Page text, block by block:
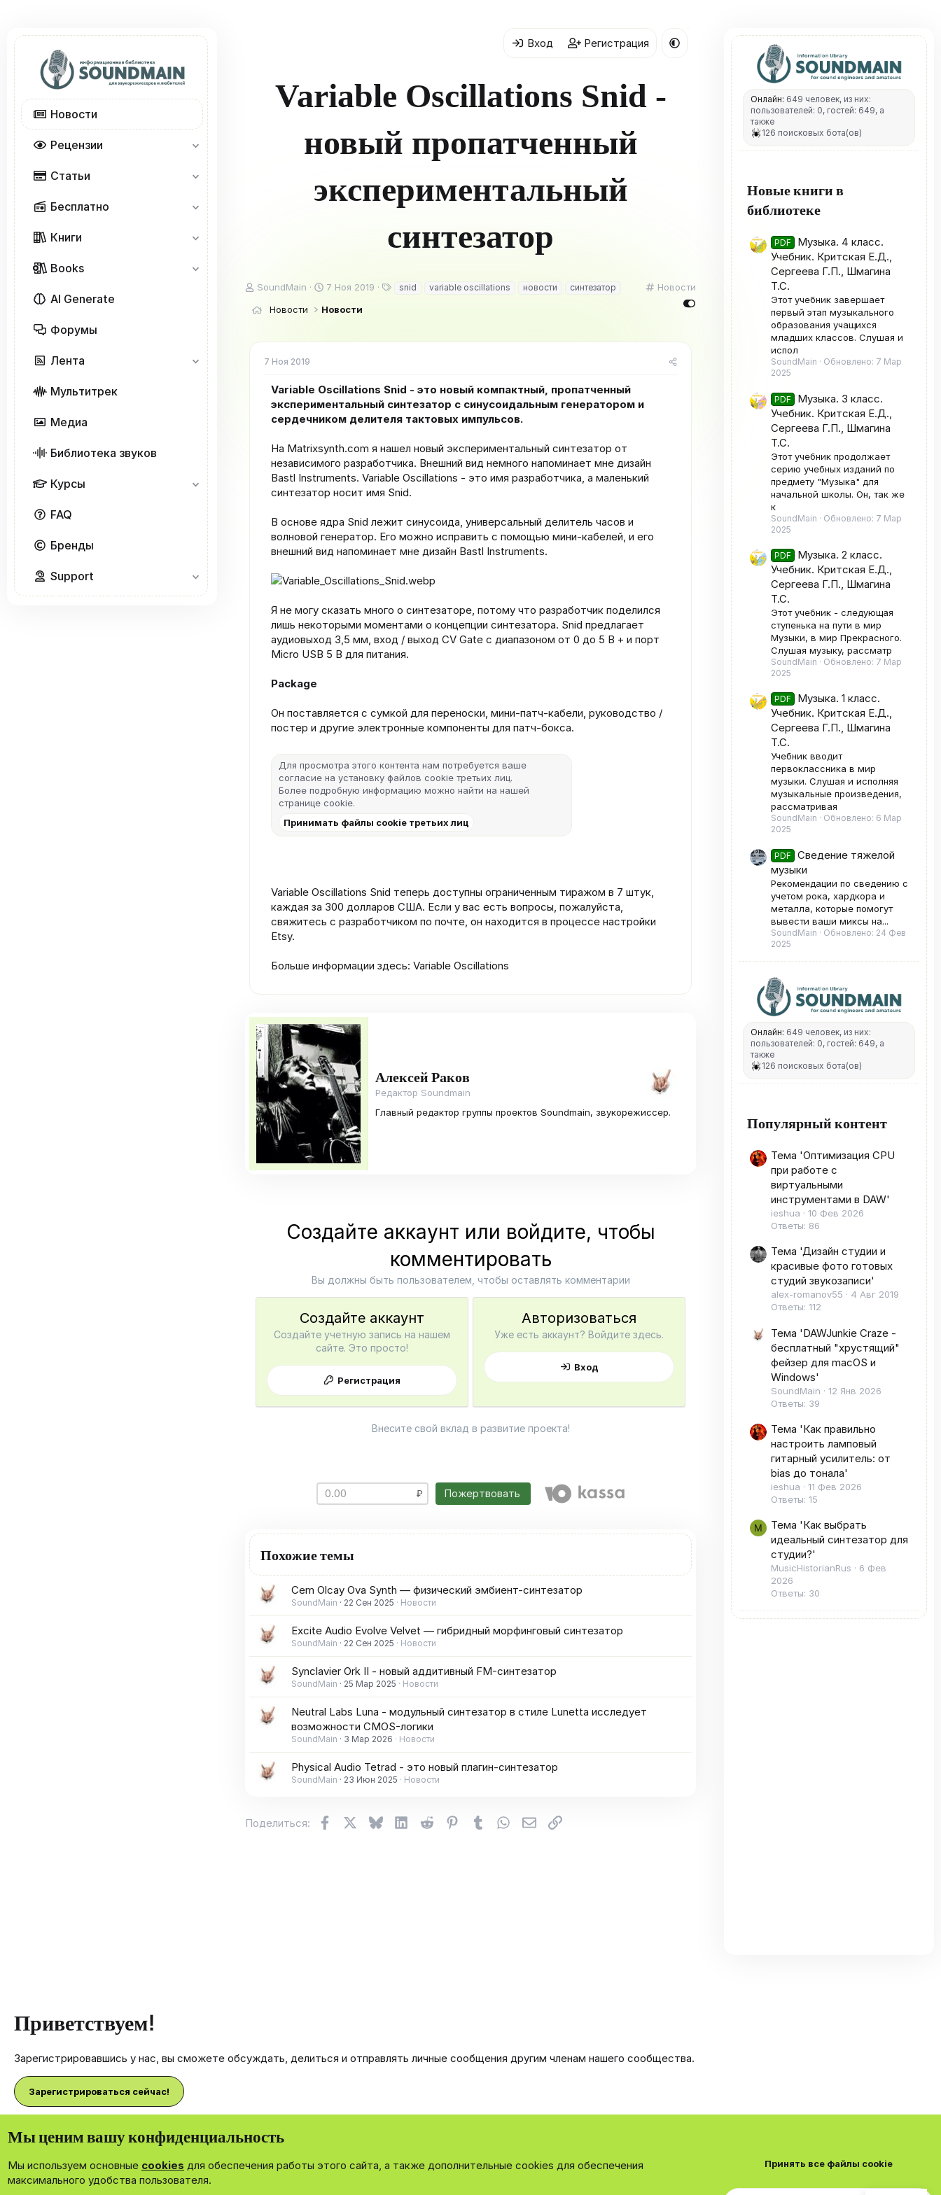
Новости
Рецензии
Статьи
Бесплатно
Книги
Books
AI Generate
Форумы
Лента
Мультитрек
Медиа
Библиотека звуков
Курсы
FAQ
Бренды
Support
Вход Регистрация
Variable Oscillations Snid -
новый пропатченный
экспериментальный
синтезатор
К
Новости
А
т
SoundMain
Д
т
л
7 Ноя 2019 snid variable oscillations новости синтезатор
Новости Новости
7 Ноя 2019
Variable Oscillations Snid - это новый компактный, пропатченный
экспериментальный синтезатор с синусоидальным генератором и
сердечником делителя тактовых импульсов.
На Matrixsynth.com я нашел новый экспериментальный синтезатор от
независимого разработчика. Внешний вид немного напоминает мне дизайн
Bastl Instruments. Variable Oscillations - это имя разработчика, а маленький
синтезатор носит имя Snid.
В основе ядра Snid лежит синусоида, универсальный делитель часов и
волновой генератор. Его можно исправить с помощью мини-кабелей, и его
внешний вид напоминает мне дизайн Bastl Instruments.
Я не могу сказать много о синтезаторе, потому что разработчик поделился
лишь некоторыми моментами о концепции синтезатора. Snid предлагает
аудиовыход 3,5 мм, вход / выход CV Gate с диапазоном от 0 до 5 В + и порт
Micro USB 5 В для питания.
Package
Он поставляется с сумкой для переноски, мини-патч-кабели, руководство /
постер и другие электронные компоненты для патч-бокса.
Для просмотра этого контента нам потребуется ваше
согласие на установку файлов cookie третьих лиц.
Более подробную информацию можно найти на нашей
странице cookie.
Принимать файлы cookie третьих лиц
Variable Oscillations Snid теперь доступны ограниченным тиражом в 7 штук,
каждая за 300 долларов США. Если у вас есть вопросы, пожалуйста,
свяжитесь с разработчиком по почте, он находится в процессе настройки
Etsy.
Больше информации здесь: Variable Oscillations
Алексей Раков
Редактор Soundmain
Главный редактор группы проектов Soundmain, звукорежиссер.
Создайте аккаунт или войдите, чтобы
комментировать
Вы должны быть пользователем, чтобы оставлять комментарии
Создайте аккаунт
Создайте учетную запись на нашем
сайте. Это просто!
Регистрация
Авторизоваться
Уже есть аккаунт? Войдите здесь.
Вход
Внесите свой вклад в развитие проекта!
Пожертвовать
Похожие темы
Cem Olcay Ova Synth — физический эмбиент-синтезатор
SoundMain 22 Сен 2025 Новости
Excite Audio Evolve Velvet — гибридный морфинговый синтезатор
SoundMain 22 Сен 2025 Новости
Synclavier Ork II - новый аддитивный FM-синтезатор
SoundMain 25 Мар 2025 Новости
Neutral Labs Luna - модульный синтезатор в стиле Lunetta исследует
возможности CMOS-логики
SoundMain 3 Мар 2026 Новости
Physical Audio Tetrad - это новый плагин-синтезатор
SoundMain 23 Июн 2025 Новости
Поделиться: FacebookX (Twitter)
BlueskyLinkedIn
Reddit Pinterest
Tumblr WhatsApp
Электронная почта
Ссылка
Онлайн: 649 человек, из них:
пользователей: 0, гостей: 649, а
также
126 поисковых бота(ов)
Новые книги в
библиотеке
PDF
Музыка. 4 класс.
Учебник. Критская Е.Д.,
Сергеева Г.П., Шмагина
Т.С.
Этот учебник завершает
первый этап музыкального
образования учащихся
младших классов. Слушая и
испол
SoundMain Обновлено: 7 Мар
2025
PDF
Музыка. 3 класс.
Учебник. Критская Е.Д.,
Сергеева Г.П., Шмагина
Т.С.
Этот учебник продолжает
серию учебных изданий по
предмету "Музыка" для
начальной школы. Он, так же
к
SoundMain Обновлено: 7 Мар
2025
PDF
Музыка. 2 класс.
Учебник. Критская Е.Д.,
Сергеева Г.П., Шмагина
Т.С.
Этот учебник - следующая
ступенька на пути в мир
Музыки, в мир Прекрасного.
Слушая музыку, рассматр
SoundMain Обновлено: 7 Мар
2025
PDF
Музыка. 1 класс.
Учебник. Критская Е.Д.,
Сергеева Г.П., Шмагина
Т.С.
Учебник вводит
первоклассника в мир
музыки. Слушая и исполняя
музыкальные произведения,
рассматривая
SoundMain Обновлено: 6 Мар
2025
PDF
Сведение тяжелой
музыки
Рекомендации по сведению с
учетом рока, хардкора и
металла, которые помогут
вывести ваши миксы на...
SoundMain Обновлено: 24 Фев
2025
Онлайн: 649 человек, из них:
пользователей: 0, гостей: 649, а
также
126 поисковых бота(ов)
Популярный контент
Тема 'Оптимизация CPU
при работе с
виртуальными
инструментами в DAW'
ieshua
10 Фев 2026
Ответы: 86
Тема 'Дизайн студии и
красивые фото готовых
студий звукозаписи'
alex-romanov55
4 Авг 2019
Ответы: 112
Тема 'DAWJunkie Craze -
бесплатный "хрустящий"
фейзер для macOS и
Windows'
SoundMain
12 Янв 2026
Ответы: 39
Тема 'Как правильно
настроить ламповый
гитарный усилитель: от
bias до тонала'
ieshua
11 Фев 2026
Ответы: 15
M
Тема 'Как выбрать
идеальный синтезатор для
студии?'
MusicHistorianRus
6 Фев
2026
Ответы: 30
Приветствуем!
Зарегистрировавшись у нас, вы сможете обсуждать, делиться и отправлять личные сообщения другим членам нашего сообщества.
Зарегистрироваться сейчас!
Community platform by XenForo ® © 2010-2026 XenForo Ltd.
Мы ценим вашу конфиденциальность
Мы используем основные cookies для обеспечения работы этого сайта, а также дополнительные cookies для обеспечения
максимального удобства пользователя.
Принять все файлы cookie